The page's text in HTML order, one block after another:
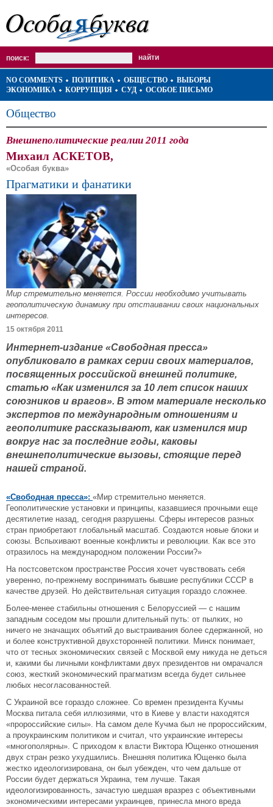
поиск:
NO COMMENTS ПОЛИТИКА ОБЩЕСТВО
ВЫБОРЫ
ЭКОНОМИКА
КОРРУПЦИЯ СУД ОСОБОЕ ПИСЬМО
Общество
Внешнеполитические реалии 2011 года
Михаил АСКЕТОВ,
«Особая буква»
Прагматики и фанатики
Мир стремительно меняется. России необходимо учитывать
геополитическую динамику при отстаивании своих национальных
интересов.
15 октября 2011
Интернет-издание «Свободная пресса»
опубликовало в рамках серии своих материалов,
посвященных российской внешней политике,
статью «Как изменился за 10 лет список наших
союзников и врагов». В этом материале несколько
экспертов по международным отношениям и
геополитике рассказывают, как изменился мир
вокруг нас за последние годы, каковы
внешнеполитические вызовы, стоящие перед
нашей страной.
«Свободная пресса»: «Мир стремительно меняется.
Геополитические установки и принципы, казавшиеся прочными еще
десятилетие назад, сегодня разрушены. Сферы интересов разных
стран приобретают глобальный масштаб. Создаются новые блоки и
союзы. Вспыхивают военные конфликты и революции. Как все это
отразилось на международном положении России?»
На постсоветском пространстве Россия хочет чувствовать себя
уверенно, по-прежнему воспринимать бывшие республики СССР в
качестве друзей. Но действительная ситуация гораздо сложнее.
Более-менее стабильны отношения с Белоруссией — с нашим
западным соседом мы прошли длительный путь: от пылких, но
ничего не значащих объятий до выстраивания более сдержанной, но
и более конструктивной двухсторонней политики. Минск понимает,
что от тесных экономических связей с Москвой ему никуда не деться
и, какими бы личными конфликтами двух президентов ни омрачался
союз, жесткий экономический прагматизм всегда будет сильнее
любых несогласованностей.
С Украиной все гораздо сложнее. Со времен президента Кучмы
Москва питала себя иллюзиями, что в Киеве у власти находятся
«пророссийские силы». На самом деле Кучма был не пророссийским,
а проукраинским политиком и считал, что украинские интересы
«многополярны». С приходом к власти Виктора Ющенко отношения
двух стран резко ухудшились. Внешняя политика Ющенко была
жестко идеологизирована, он был убежден, что чем дальше от
России будет держаться Украина, тем лучше. Такая
идеологизированность, зачастую шедшая вразрез с объективными
экономическими интересами украинцев, принесла много вреда